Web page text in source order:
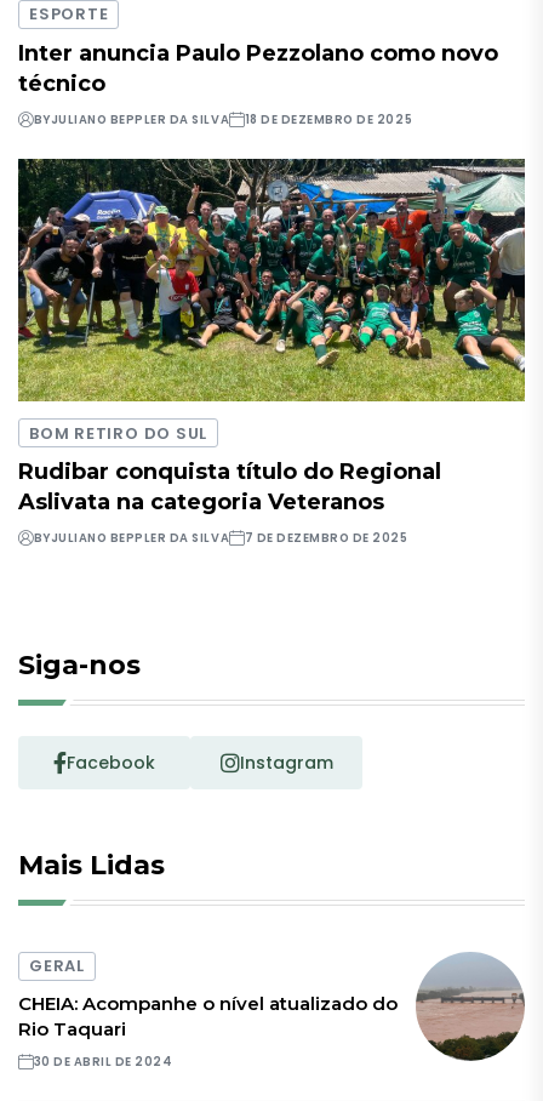
ESPORTE
Inter anuncia Paulo Pezzolano como novo
técnico
BYJULIANO BEPPLER DA SILVA 18 DE DEZEMBRO DE 2025
BOM RETIRO DO SUL
Rudibar conquista título do Regional
Aslivata na categoria Veteranos
BYJULIANO BEPPLER DA SILVA 7 DE DEZEMBRO DE 2025
Siga-nos
Facebook Instagram
Mais Lidas
GERAL
CHEIA: Acompanhe o nível atualizado do
Rio Taquari
30 DE ABRIL DE 2024